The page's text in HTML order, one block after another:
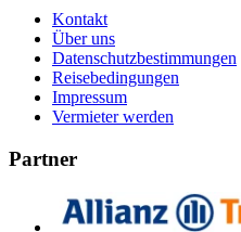
Kontakt
Über uns
Datenschutzbestimmungen
Reisebedingungen
Impressum
Vermieter werden
Partner